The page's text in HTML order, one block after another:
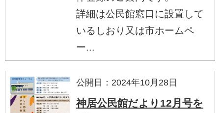
詳細は公民館窓口に設置して
いるしおり又は市ホームペ
ー...
公開日：2024年10月28日
神居公民館だより12月号を